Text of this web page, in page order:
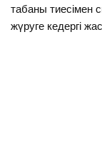
табаны тиесімен
жүруге кедергі